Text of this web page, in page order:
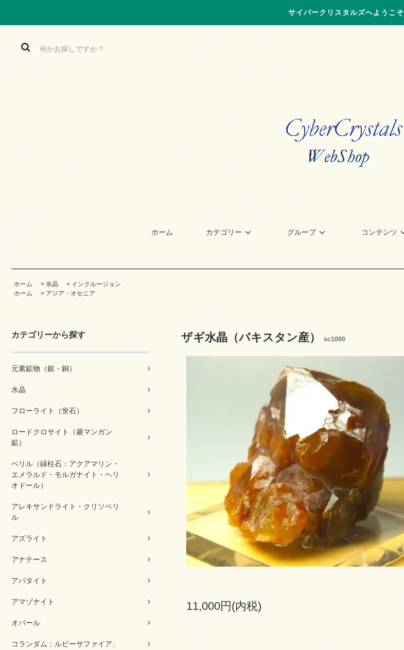
サイバークリスタルズへようこそ
ホーム カテゴリー グループ コンテンツ
ホーム > 水晶 > インクルージョン
ホーム
> アジア・オセニア
カテゴリーから探す
元素鉱物（銀・銅）
水晶
フローライト（蛍石）
ロードクロサイト（菱マンガン
鉱）
ベリル（緑柱石：アクアマリン・
エメラルド・モルガナイト・ヘリ
オドール）
アレキサンドライト・クリソベリ
ル
アズライト
アナテース
アパタイト
アマゾナイト
オパール
コランダム；ルビーサファイア、
ザギ水晶（パキスタン産） sc1000
11,000円(内税)